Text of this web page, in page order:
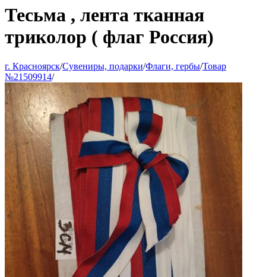
Тесьма , лента тканная
триколор ( флаг Россия)
г. Красноярск/Сувениры, подарки/Флаги, гербы/Товар
№21509914/